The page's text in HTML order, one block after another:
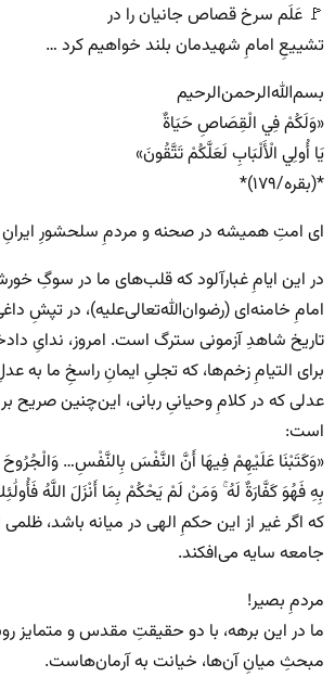
🚩 عَلَم سرخ قصاص جانیان را در
تشییعِ امامِ شهیدمان بلند خواهیم کرد …
بسم‌الله‌الرحمن‌الرحیم
«وَلَكُمْ فِي الْقِصَاصِ حَيَاةٌ
يَا أُولِي الْأَلْبَابِ لَعَلَّكُمْ تَتَّقُونَ»
*(بقره/۱۷۹)*
ای امتِ همیشه در صحنه و مردمِ سلحشورِ ایرانِ
در این ایامِ غبارآلود که قلب‌های ما در سوگِ
امامِ خامنه‌ای (رضوان‌الله‌تعالی‌علیه)، در تپشِ
تاریخ شاهدِ آزمونی سترگ است. امروز، ندایِ
برای التیامِ زخم‌ها، که تجلیِ ایمانِ راسخِ ما به
عدلی که در کلامِ وحیانیِ ربانی، این‌چنین صریح
است:
«وَكَتَبْنَا عَلَيْهِمْ فِيهَا أَنَّ النَّفْسَ بِالنَّفْسِ…
بِهِ فَهُوَ كَفَّارَةٌ لَهُ ۚ وَمَنْ لَمْ يَحْكُمْ بِمَا أَنْزَلَ اللَّهُ
که اگر غیر از این حکمِ الهی در میانه باشد،
جامعه سایه می‌افکند.
مردمِ بصیر!
ما در این برهه، با دو حقیقتِ مقدس و متمایز
مبحثِ میانِ آن‌ها، خیانت به آرمان‌هاست.